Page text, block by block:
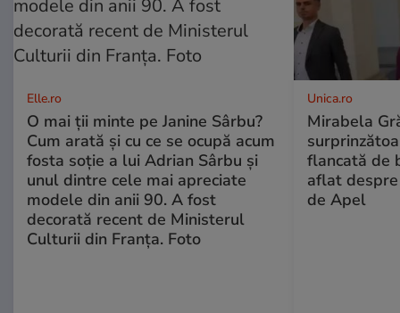
Elle.ro
O mai ții minte pe Janine Sârbu?
Cum arată și cu ce se ocupă acum
fosta soție a lui Adrian Sârbu și
unul dintre cele mai apreciate
modele din anii 90. A fost
decorată recent de Ministerul
Culturii din Franța. Foto
Unica.ro
Mirabela
flancată de
aflat
de Apel